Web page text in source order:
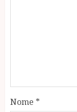
Nome *